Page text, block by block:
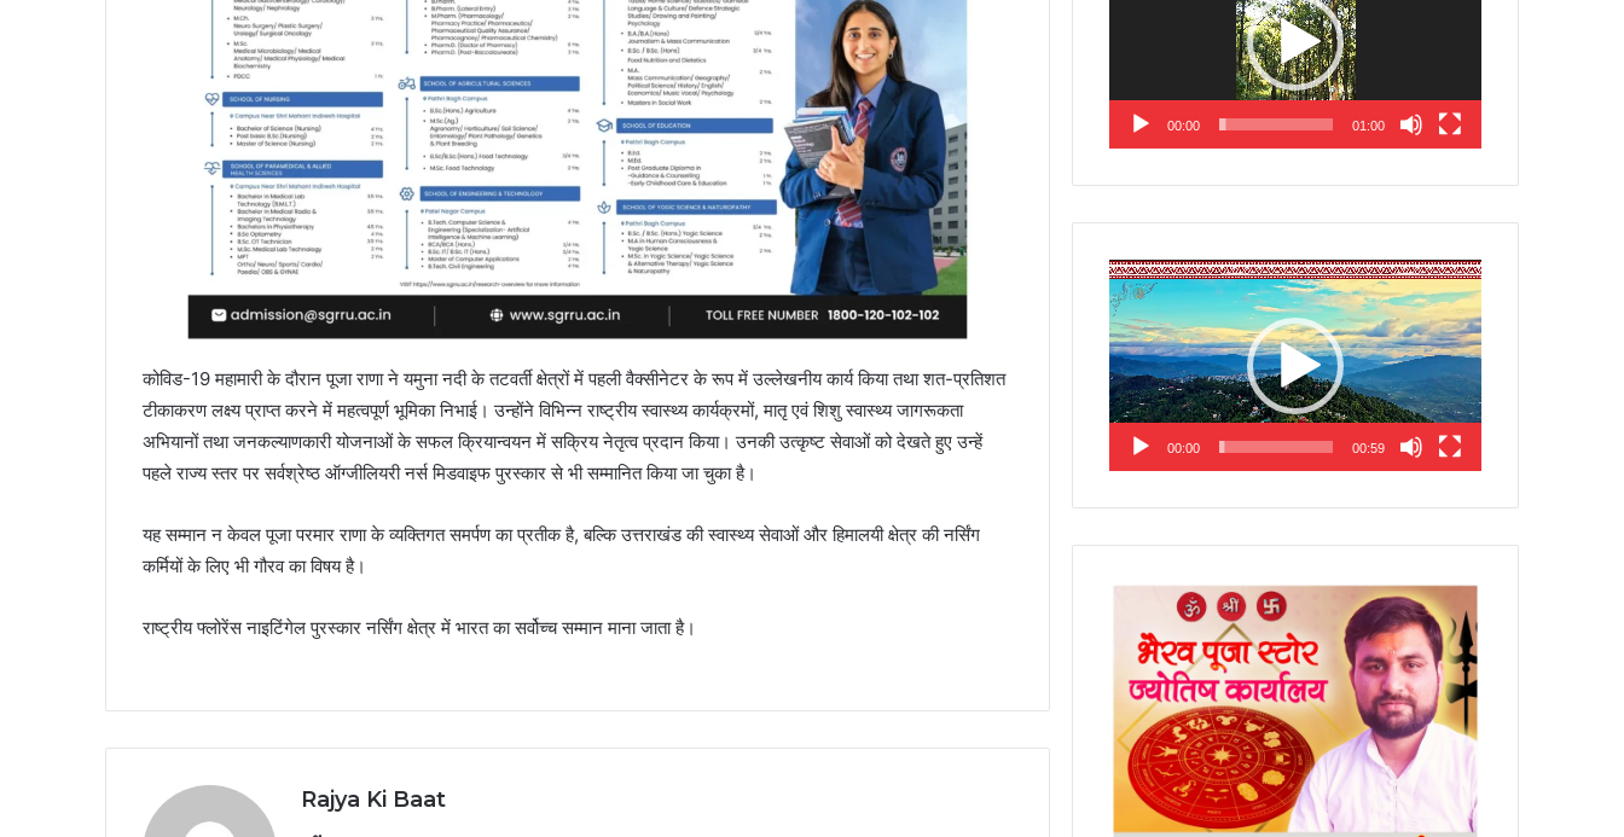
कोविड-19 महामारी के दौरान पूजा राणा ने यमुना नदी के तटवर्ती क्षेत्रों में पहली वैक्सीनेटर के रूप में उल्लेखनीय कार्य किया तथा शत-प्रतिशत
टीकाकरण लक्ष्य प्राप्त करने में महत्वपूर्ण भूमिका निभाई। उन्होंने विभिन्न राष्ट्रीय स्वास्थ्य कार्यक्रमों, मातृ एवं शिशु स्वास्थ्य जागरूकता
अभियानों तथा जनकल्याणकारी योजनाओं के सफल क्रियान्वयन में सक्रिय नेतृत्व प्रदान किया। उनकी उत्कृष्ट सेवाओं को देखते हुए उन्हें
पहले राज्य स्तर पर सर्वश्रेष्ठ ऑग्जीलियरी नर्स मिडवाइफ पुरस्कार से भी सम्मानित किया जा चुका है।
यह सम्मान न केवल पूजा परमार राणा के व्यक्तिगत समर्पण का प्रतीक है, बल्कि उत्तराखंड की स्वास्थ्य सेवाओं और हिमालयी क्षेत्र की नर्सिंग
कर्मियों के लिए भी गौरव का विषय है।
राष्ट्रीय फ्लोरेंस नाइटिंगेल पुरस्कार नर्सिंग क्षेत्र में भारत का सर्वोच्च सम्मान माना जाता है।
Rajya Ki Baat
00:00 01:00
Video
Player
00:00 00:59